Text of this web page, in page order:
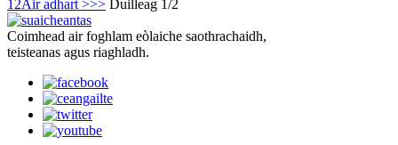
1 2Air adhart >>> Duilleag 1/2
Coimhead air foghlam eòlaiche saothrachaidh,
teisteanas agus riaghladh.